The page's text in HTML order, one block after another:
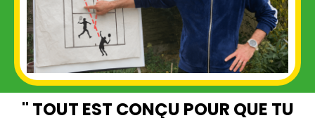
" TOUT EST CONÇU POUR QUE TU